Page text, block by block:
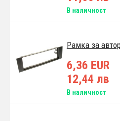
В наличност
Pамка за
6,36 EUR
12,44 лв
В наличност